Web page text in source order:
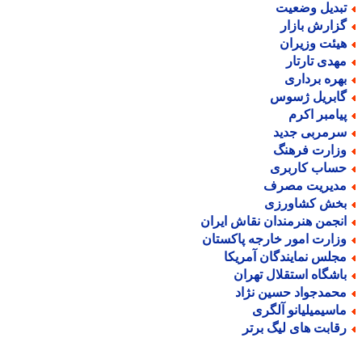
وضعیت
بازار
وزیران
تارتار
برداری
ژسوس
اکرم
جدید
فرهنگ
کاربری
مصرف
کشاورزی
هنرمندان نقاش ایران
امور خارجه پاکستان
نمایندگان آمریکا
استقلال تهران
حسین نژاد
آلگری
های لیگ برتر